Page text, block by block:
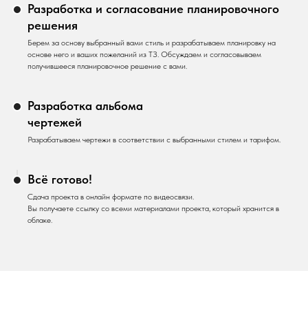
Разработка и согласование планировочного
решения
Берем за основу выбранный вами стиль и разрабатываем планировку на
основе него и ваших пожеланий из ТЗ. Обсуждаем и согласовываем
получившееся планировочное решение с вами.
Разработка альбома
чертежей
Разрабатываем чертежи в соответствии с выбранными стилем и тарифом.
Всё готово!
Сдача проекта в онлайн формате по видеосвязи.
Вы получаете ссылку со всеми материалами проекта, который хранится в
облаке.